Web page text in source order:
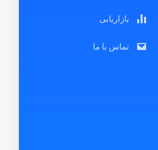
بازاریابی
تماس با ما